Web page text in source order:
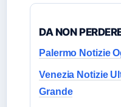
DA NON
Palermo Notizie
Venezia Notizie
Grande